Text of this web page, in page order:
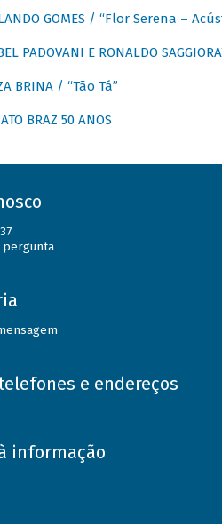
GOMES / “Flor Serena –
PADOVANI E RONALDO
BRINA / “Tão Tá”
BRAZ 50 ANOS
pergunta
e endereços
informação